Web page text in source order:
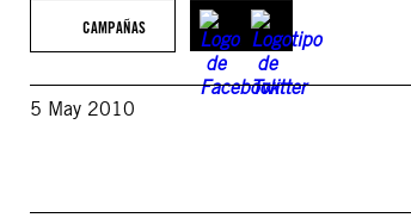
CAMPAÑAS
5 May 2010